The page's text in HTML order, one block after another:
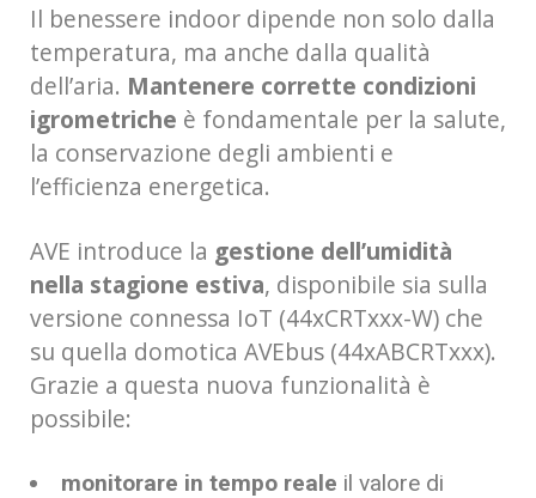
Il benessere indoor dipende non solo dalla
temperatura, ma anche dalla qualità
dell’aria. Mantenere corrette condizioni
igrometriche è fondamentale per la salute,
la conservazione degli ambienti e
l’efficienza energetica.
AVE introduce la gestione dell’umidità
nella stagione estiva, disponibile sia sulla
versione connessa IoT (44xCRTxxx-W) che
su quella domotica AVEbus (44xABCRTxxx).
Grazie a questa nuova funzionalità è
possibile:
monitorare in tempo reale il valore di